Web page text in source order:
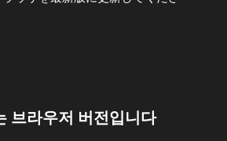
브라우저 버전입니다